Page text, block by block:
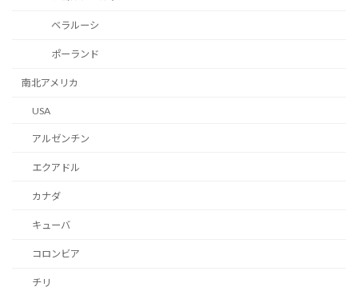
ベラルーシ
ポーランド
南北アメリカ
USA
アルゼンチン
エクアドル
カナダ
キューバ
コロンビア
チリ